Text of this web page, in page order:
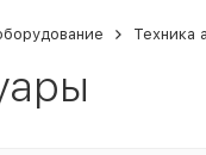
Техника